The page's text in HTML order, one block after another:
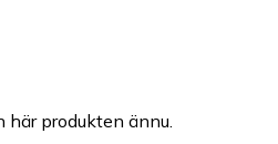
produkten ännu.